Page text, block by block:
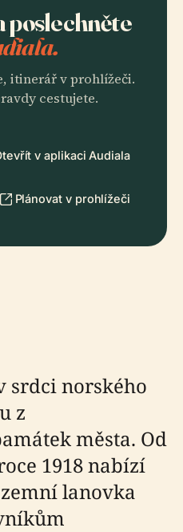
poslechněte
itinerář v prohlížeči.
cestujete.
v aplikaci Audiala
Plánovat v prohlížeči
srdci norského
z
města. Od
1918 nabízí
lanovka